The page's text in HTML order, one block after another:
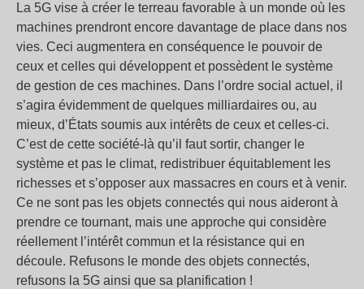
La 5G vise à créer le terreau favorable à un monde où les
machines prendront encore davantage de place dans nos
vies. Ceci augmentera en conséquence le pouvoir de
ceux et celles qui développent et possèdent le système
de gestion de ces machines. Dans l’ordre social actuel, il
s’agira évidemment de quelques milliardaires ou, au
mieux, d’États soumis aux intérêts de ceux et celles-ci.
C’est de cette société-là qu’il faut sortir, changer le
système et pas le climat, redistribuer équitablement les
richesses et s’opposer aux massacres en cours et à venir.
Ce ne sont pas les objets connectés qui nous aideront à
prendre ce tournant, mais une approche qui considère
réellement l’intérêt commun et la résistance qui en
découle. Refusons le monde des objets connectés,
refusons la 5G ainsi que sa planification !